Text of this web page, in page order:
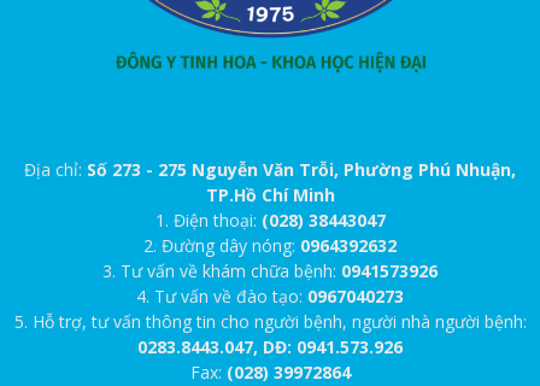
Địa chỉ: Số 273 - 275 Nguyễn Văn Trỗi, Phường Phú Nhuận,
TP.Hồ Chí Minh
1. Điện thoại: (028) 38443047
2. Đường dây nóng: 0964392632
3. Tư vấn về khám chữa bệnh: 0941573926
4. Tư vấn về đào tạo: 0967040273
5. Hỗ trợ, tư vấn thông tin cho người bệnh, người nhà người bệnh:
0283.8443.047, DĐ: 0941.573.926
Fax: (028) 39972864